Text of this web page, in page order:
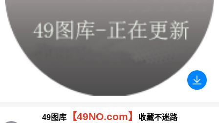
49图库【49NO.com】 收藏不迷路